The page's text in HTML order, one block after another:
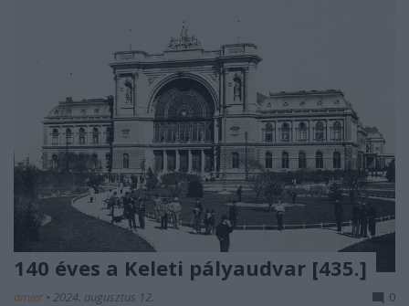
140 éves a Keleti pályaudvar [435.]
amier • 2024. augusztus 12. 0